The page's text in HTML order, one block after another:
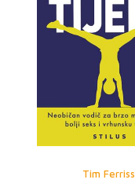
Tim Ferriss